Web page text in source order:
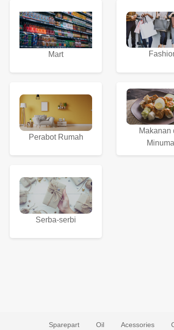
Mart
Perabot Rumah
Makanan
Serba-serbi
Sparepart Oil Acessories